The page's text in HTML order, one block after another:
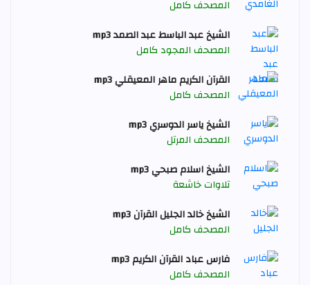
المصحف كامل
الشيخ عبد الباسط عبد الصمد mp3
المصحف المجود كامل
القرآن الكريم ماهر المعيقلي mp3
المصحف كامل
الشيخ ياسر الدوسري mp3
المصحف المرتل
الشيخ اسلام صبحي mp3
تلاوات خاشعة
الشيخ خالد الجليل القرآن mp3
المصحف كامل
فارس عباد القرآن الكريم mp3
المصحف كامل